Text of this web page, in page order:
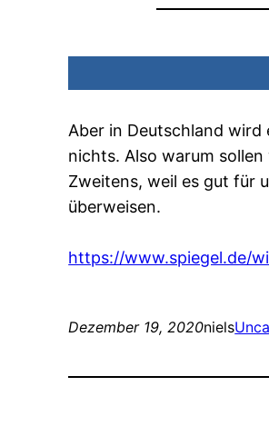
Aber in Deutschland wird
nichts. Also warum
Zweitens, weil es gut für
überweisen.
https://www.spiegel.de/
Dezember 19, 2020niels